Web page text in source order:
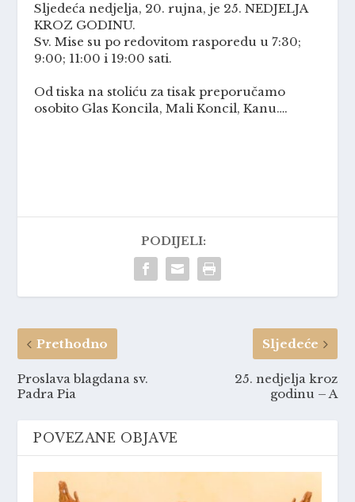
Sljedeća nedjelja, 20. rujna, je 25. NEDJELJA
KROZ GODINU.
Sv. Mise su po redovitom rasporedu u 7:30;
9:00; 11:00 i 19:00 sati.
Od tiska na stoliću za tisak preporučamo
osobito Glas Koncila, Mali Koncil, Kanu….
PODIJELI:
Prethodno
Proslava blagdana sv.
Padra Pia
Sljedeće
25. nedjelja kroz
godinu – A
POVEZANE OBJAVE